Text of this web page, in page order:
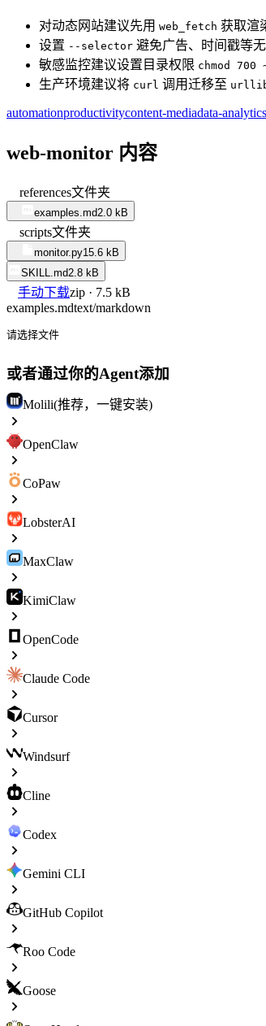
对动态网站建议先用 web_fetch 获取渲
设置 --selector 避免广告、时间戳等
敏感监控建议设置目录权限 chmod
生产环境建议将 curl 调用迁移至
automationproductivitycontent-mediadata-analytics
web-monitor 内容
references文件夹
examples.md2.0 kB
scripts文件夹
monitor.py15.6 kB
SKILL.md2.8 kB
手动下载zip · 7.5 kB
examples.mdtext/markdown
请选择文件
或者通过你的Agent添加
Molili(推荐，一键安装)
OpenClaw
CoPaw
LobsterAI
MaxClaw
KimiClaw
OpenCode
Claude Code
Cursor
Windsurf
Cline
Codex
Gemini CLI
GitHub Copilot
Roo Code
Goose